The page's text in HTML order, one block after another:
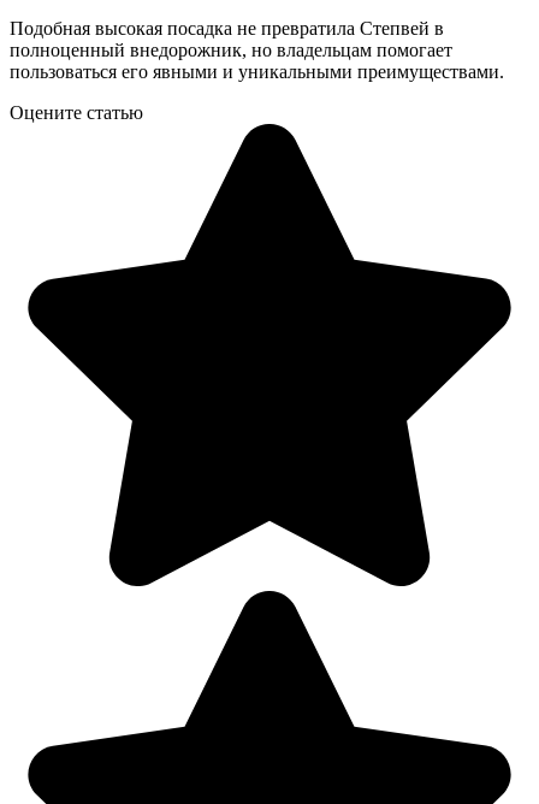
Подобная высокая посадка не превратила Степвей в
полноценный внедорожник, но владельцам помогает
пользоваться его явными и уникальными преимуществами.
Оцените статью